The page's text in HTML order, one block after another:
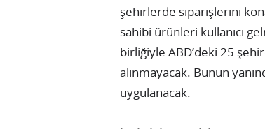
şehirlerde siparişlerini
sahibi ürünleri kullanıcı
birliğiyle ABD’deki 25
alınmayacak. Bunun
uygulanacak.